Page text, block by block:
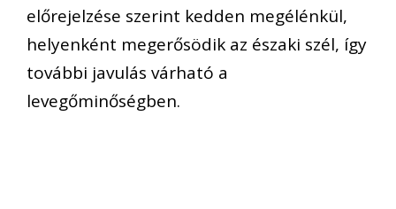
előrejelzése szerint kedden megélénkül,
helyenként megerősödik az északi szél, így
további javulás várható a
levegőminőségben.